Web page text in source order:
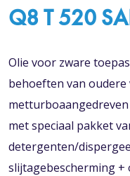
Q8 T 520
Olie voor zware
behoeften van
met speciaal pakket
detergenten/
slijtagebescherming